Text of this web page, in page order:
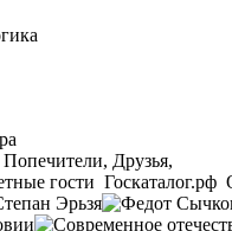
Попечители, Друзья,
гости Госкаталог.рф
Эрьзя